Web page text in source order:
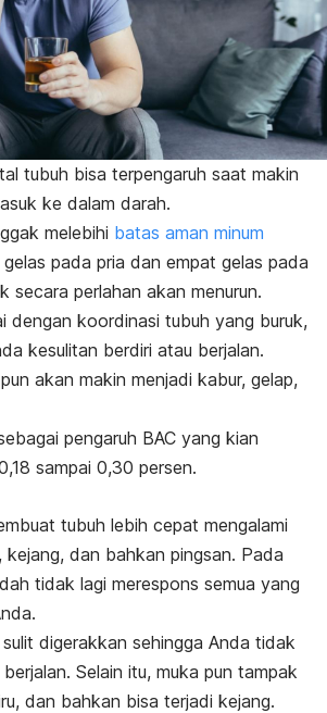
tubuh bisa terpengaruh saat makin
ke dalam darah.
melebihi batas aman minum
gelas pada pria dan empat gelas pada
secara perlahan akan menurun.
dengan koordinasi tubuh yang buruk,
kesulitan berdiri atau berjalan.
akan makin menjadi kabur, gelap,
pengaruh BAC yang kian
sampai 0,30 persen.
tubuh lebih cepat mengalami
kejang, dan bahkan pingsan. Pada
tidak lagi merespons semua yang
digerakkan sehingga Anda tidak
Selain itu, muka pun tampak
dan bahkan bisa terjadi kejang.